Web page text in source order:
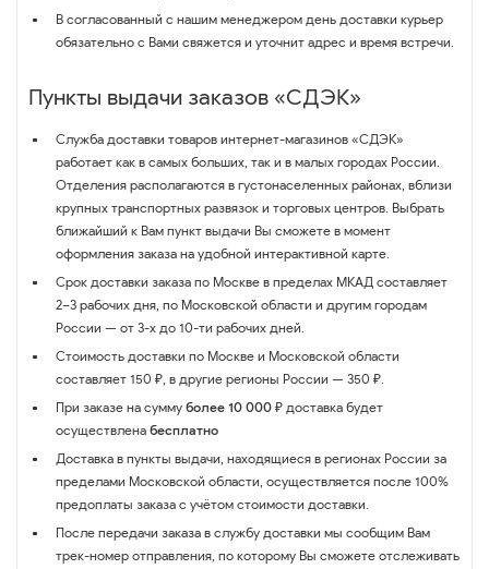
В согласованный с нашим менеджером день доставки курьер
обязательно с Вами свяжется и уточнит адрес и время встречи.
Пункты выдачи заказов «СДЭК»
Служба доставки товаров интернет-магазинов «СДЭК»
работает как в самых больших, так и в малых городах России.
Отделения располагаются в густонаселенных районах, вблизи
крупных транспортных развязок и торговых центров. Выбрать
ближайший к Вам пункт выдачи Вы сможете в момент
оформления заказа на удобной интерактивной карте.
Срок доставки заказа по Москве в пределах МКАД составляет
2–3 рабочих дня, по Московской области и другим городам
России — от 3-х до 10-ти рабочих дней.
Стоимость доставки по Москве и Московской области
составляет 150 ₽, в другие регионы России — 350 ₽.
При заказе на сумму более 10 000 ₽ доставка будет
осуществлена бесплатно
Доставка в пункты выдачи, находящиеся в регионах России за
пределами Московской области, осуществляется после 100%
предоплаты заказа с учётом стоимости доставки.
После передачи заказа в службу доставки мы сообщим Вам
трек-номер отправления, по которому Вы сможете отслеживать